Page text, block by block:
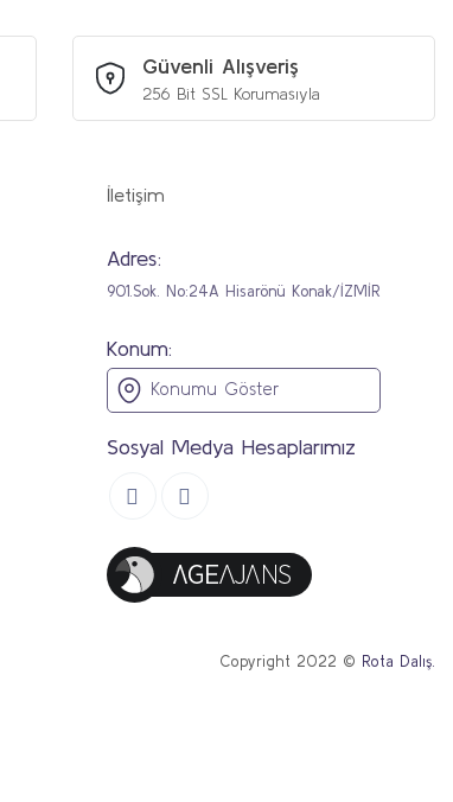
Güvenli Alışveriş
256 Bit SSL Korumasıyla
İletişim
Adres:
901.Sok. No:24A Hisarönü Konak/İZMİR
Konum:
Konumu Göster
Sosyal Medya Hesaplarımız
Copyright 2022 © Rota Dalış.